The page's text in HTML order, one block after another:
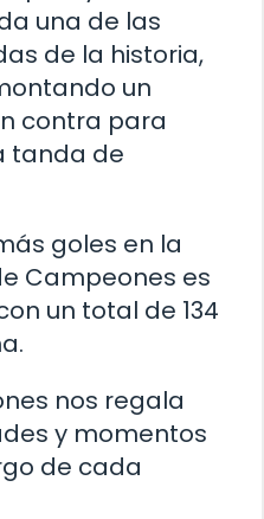
una de las
de la historia,
un
contra para
tanda de
goles en la
Campeones es
un total de 134
nos regala
y momentos
de cada